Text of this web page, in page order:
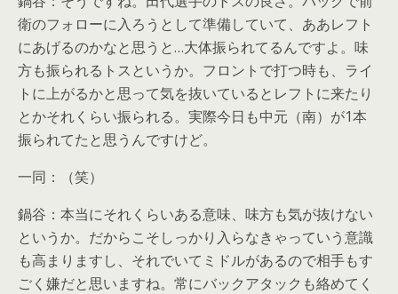
衛のフォローに入ろうとして準備していて、ああレフト
にあげるのかなと思うと…大体振られてるんですよ。味
方も振られるトスというか。フロントで打つ時も、ライ
トに上がるかと思って気を抜いているとレフトに来たり
とかそれくらい振られる。実際今日も中元（南）が1本
振られてたと思うんですけど。
一同：（笑）
鍋谷：本当にそれくらいある意味、味方も気が抜けない
というか。だからこそしっかり入らなきゃっていう意識
も高まりますし、それでいてミドルがあるので相手もす
ごく嫌だと思いますね。常にバックアタックも絡めてく